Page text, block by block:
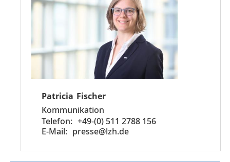
Patricia Fischer
Kommunikation
+49-(0) 511 2788 156
presse@lzh.de